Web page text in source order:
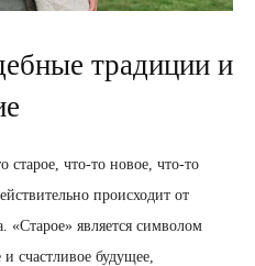
традиции и
старое, что-то новое, что-то
происходит от
«Старое» является символом
счастливое будущее,